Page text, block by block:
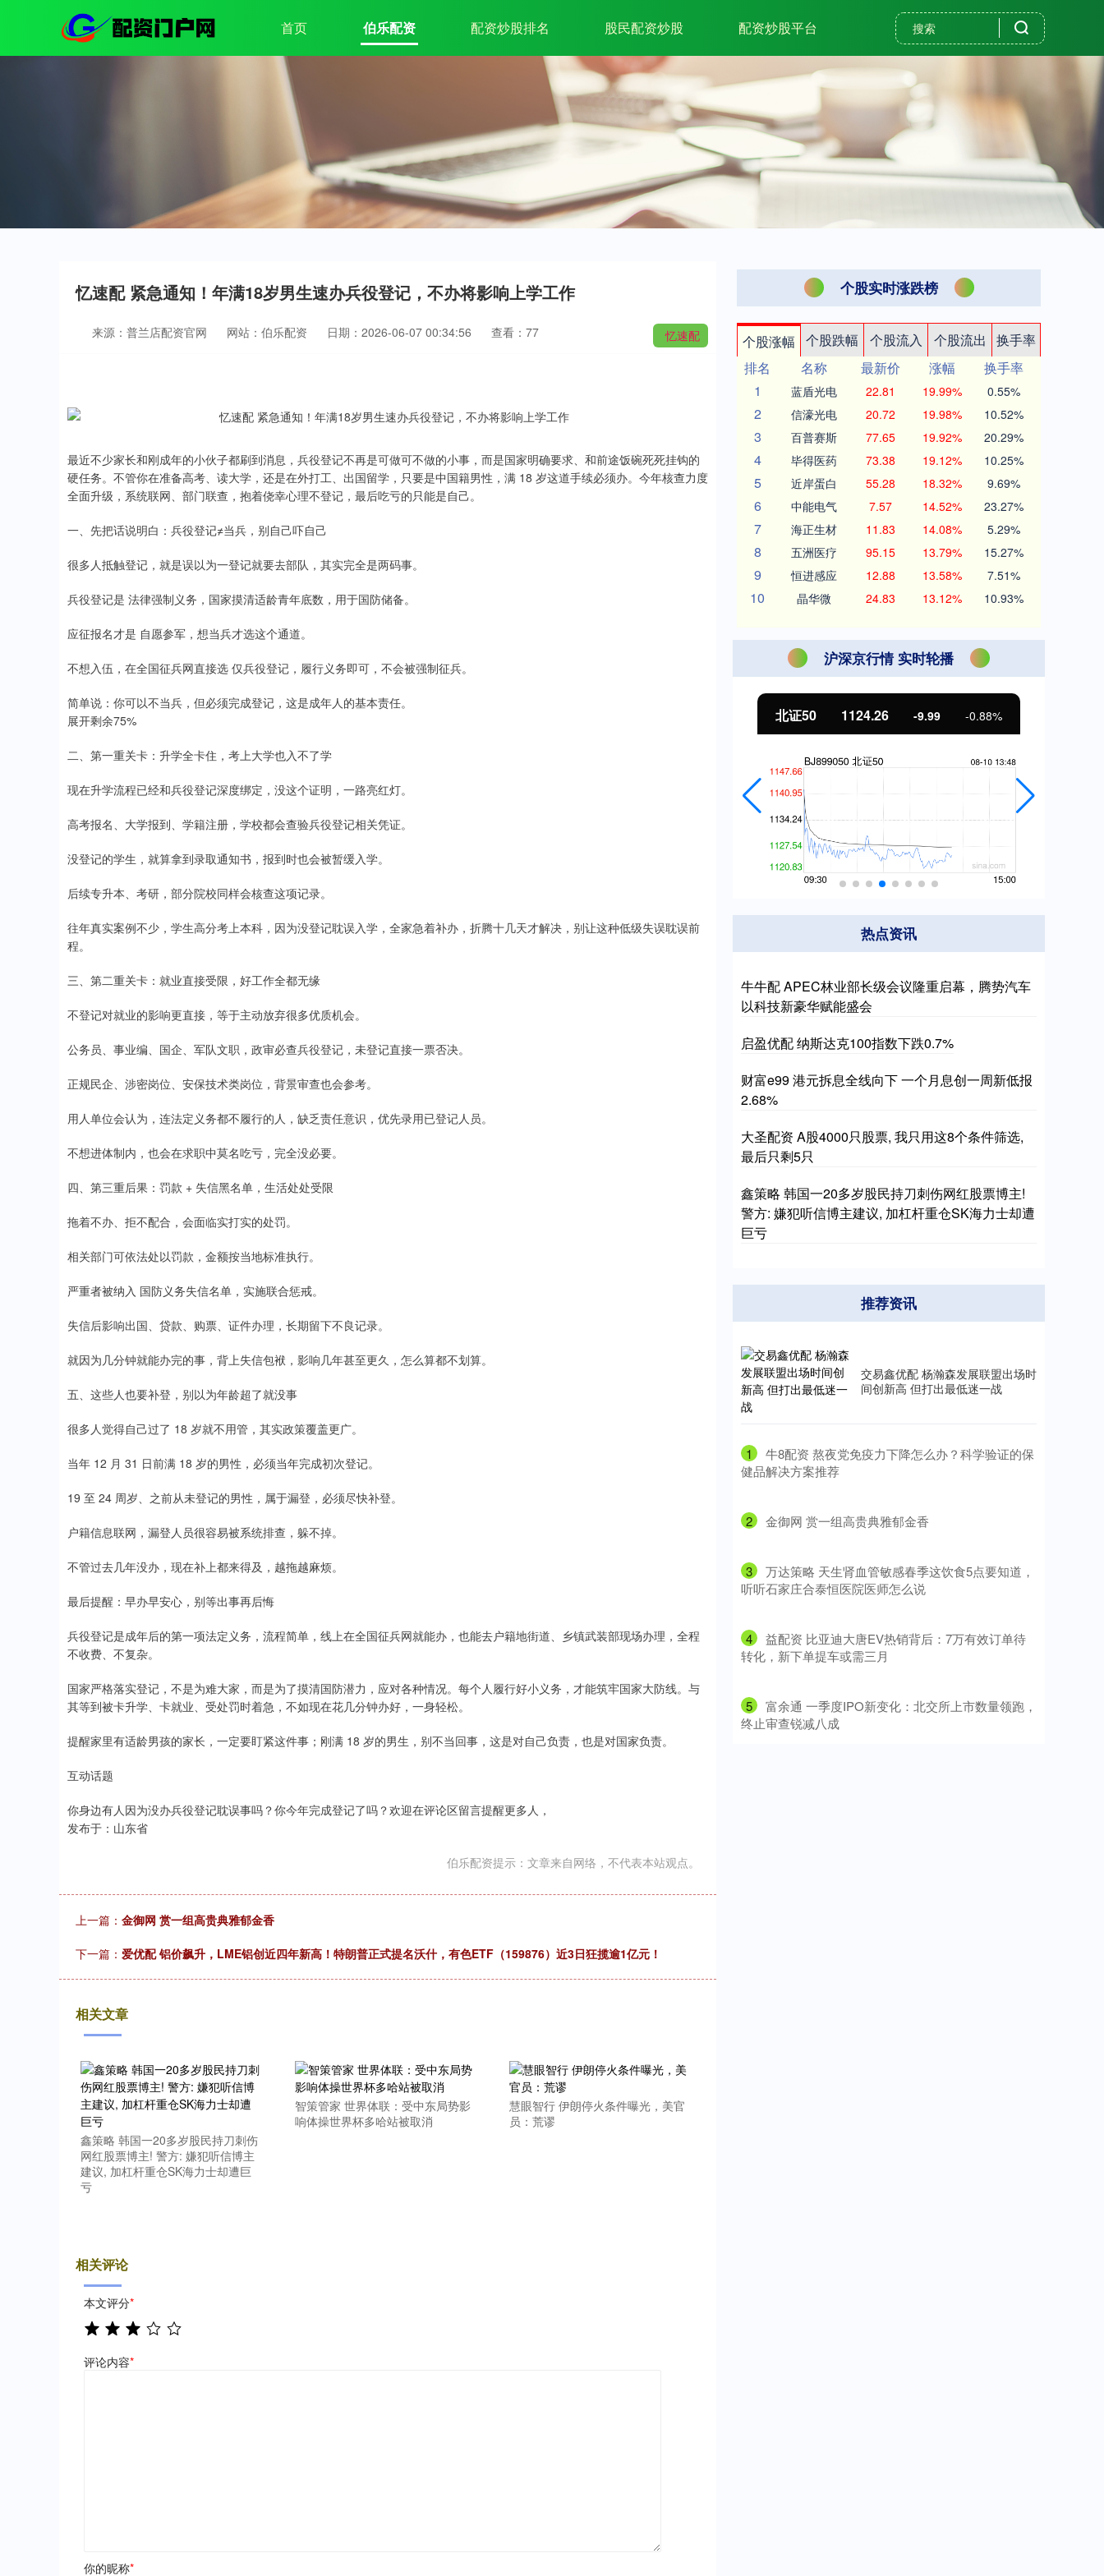
首页 伯乐配资 配资炒股排名 股民配资炒股 配资炒股平台
忆速配 紧急通知！年满18岁男生速办兵役登记，不办将影响上学工作
忆速配
来源：普兰店配资官网 网站：伯乐配资 日期：2026-06-07 00:34:56 查看：77
最近不少家长和刚成年的小伙子都刷到消息，兵役登记不再是可做可不做的小事，而是国家明确要求、和前途饭碗死死挂钩的
硬任务。不管你在准备高考、读大学，还是在外打工、出国留学，只要是中国籍男性，满 18 岁这道手续必须办。今年核查力度
全面升级，系统联网、部门联查，抱着侥幸心理不登记，最后吃亏的只能是自己。
一、先把话说明白：兵役登记≠当兵，别自己吓自己
很多人抵触登记，就是误以为一登记就要去部队，其实完全是两码事。
兵役登记是 法律强制义务，国家摸清适龄青年底数，用于国防储备。
应征报名才是 自愿参军，想当兵才选这个通道。
不想入伍，在全国征兵网直接选 仅兵役登记，履行义务即可，不会被强制征兵。
简单说：你可以不当兵，但必须完成登记，这是成年人的基本责任。
展开剩余75%
二、第一重关卡：升学全卡住，考上大学也入不了学
现在升学流程已经和兵役登记深度绑定，没这个证明，一路亮红灯。
高考报名、大学报到、学籍注册，学校都会查验兵役登记相关凭证。
没登记的学生，就算拿到录取通知书，报到时也会被暂缓入学。
后续专升本、考研，部分院校同样会核查这项记录。
往年真实案例不少，学生高分考上本科，因为没登记耽误入学，全家急着补办，折腾十几天才解决，别让这种低级失误耽误前
程。
三、第二重关卡：就业直接受限，好工作全都无缘
不登记对就业的影响更直接，等于主动放弃很多优质机会。
公务员、事业编、国企、军队文职，政审必查兵役登记，未登记直接一票否决。
正规民企、涉密岗位、安保技术类岗位，背景审查也会参考。
用人单位会认为，连法定义务都不履行的人，缺乏责任意识，优先录用已登记人员。
不想进体制内，也会在求职中莫名吃亏，完全没必要。
四、第三重后果：罚款 + 失信黑名单，生活处处受限
拖着不办、拒不配合，会面临实打实的处罚。
相关部门可依法处以罚款，金额按当地标准执行。
严重者被纳入 国防义务失信名单，实施联合惩戒。
失信后影响出国、贷款、购票、证件办理，长期留下不良记录。
就因为几分钟就能办完的事，背上失信包袱，影响几年甚至更久，怎么算都不划算。
五、这些人也要补登，别以为年龄超了就没事
很多人觉得自己过了 18 岁就不用管，其实政策覆盖更广。
当年 12 月 31 日前满 18 岁的男性，必须当年完成初次登记。
19 至 24 周岁、之前从未登记的男性，属于漏登，必须尽快补登。
户籍信息联网，漏登人员很容易被系统排查，躲不掉。
不管过去几年没办，现在补上都来得及，越拖越麻烦。
最后提醒：早办早安心，别等出事再后悔
兵役登记是成年后的第一项法定义务，流程简单，线上在全国征兵网就能办，也能去户籍地街道、乡镇武装部现场办理，全程
不收费、不复杂。
国家严格落实登记，不是为难大家，而是为了摸清国防潜力，应对各种情况。每个人履行好小义务，才能筑牢国家大防线。与
其等到被卡升学、卡就业、受处罚时着急，不如现在花几分钟办好，一身轻松。
提醒家里有适龄男孩的家长，一定要盯紧这件事；刚满 18 岁的男生，别不当回事，这是对自己负责，也是对国家负责。
互动话题
你身边有人因为没办兵役登记耽误事吗？你今年完成登记了吗？欢迎在评论区留言提醒更多人，
发布于：山东省
伯乐配资提示：文章来自网络，不代表本站观点。
上一篇： 金御网 赏一组高贵典雅郁金香
下一篇： 爱优配 铝价飙升，LME铝创近四年新高！特朗普正式提名沃什，有色ETF（159876）近3日狂揽逾1亿元！
相关文章
鑫策略 韩国一20多岁股民持刀刺伤
网红股票博主! 警方: 嫌犯听信博主
建议, 加杠杆重仓SK海力士却遭巨
亏
智策管家 世界体联：受中东局势影
响体操世界杯多哈站被取消
慧眼智行 伊朗停火条件曝光，美官
员：荒谬
相关评论
本文评分*
评论内容*
你的昵称*
个股实时涨跌榜
个股涨幅 个股跌幅 个股流入 个股流出
换手率
排名
名称 最新价 涨幅
换手率
1
蓝盾光电 22.81 19.99% 0.55%
2 信濠光电 20.72 19.98% 10.52%
3 百普赛斯 77.65 19.92% 20.29%
4 毕得医药 73.38 19.12% 10.25%
5 近岸蛋白 55.28 18.32% 9.69%
6 中能电气 7.57 14.52% 23.27%
7 海正生材 11.83 14.08% 5.29%
8 五洲医疗 95.15 13.79% 15.27%
9 恒进感应 12.88 13.58% 7.51%
10 晶华微 24.83 13.12% 10.93%
沪深京行情 实时轮播
深证成指 14175.84 北证50 1124.26 -9.99 -0.88%
热点资讯
牛牛配 APEC林业部长级会议隆重启幕，腾势汽车
以科技新豪华赋能盛会
启盈优配 纳斯达克100指数下跌0.7%
财富e99 港元拆息全线向下 一个月息创一周新低报
2.68%
大圣配资 A股4000只股票, 我只用这8个条件筛选,
最后只剩5只
鑫策略 韩国一20多岁股民持刀刺伤网红股票博主!
警方: 嫌犯听信博主建议, 加杠杆重仓SK海力士却遭
巨亏
推荐资讯
交易鑫优配 杨瀚森发展联盟出场时
间创新高 但打出最低迷一战
1
​牛8配资 熬夜党免疫力下降怎么办？科学验证的保
健品解决方案推荐
2 ​金御网 赏一组高贵典雅郁金香
3
​万达策略 天生肾血管敏感春季这饮食5点要知道，
听听石家庄合泰恒医院医师怎么说
4
​益配资 比亚迪大唐EV热销背后：7万有效订单待
转化，新下单提车或需三月
5
​富余通 一季度IPO新变化：北交所上市数量领跑，
终止审查锐减八成